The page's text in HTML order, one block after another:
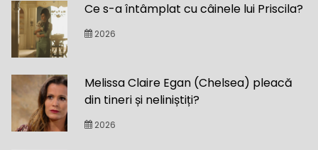
Ce s-a întâmplat cu câinele lui Priscila?
2026
Melissa Claire Egan (Chelsea) pleacă
din tineri și neliniștiți?
2026